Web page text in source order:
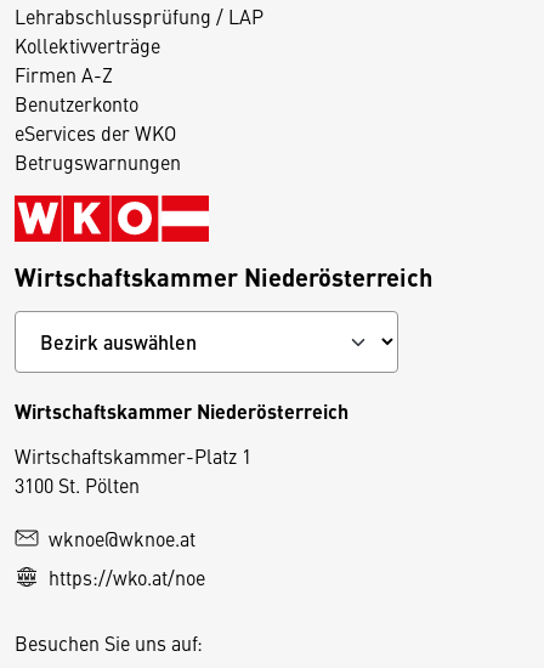
Lehrabschlussprüfung / LAP
Kollektivverträge
Firmen A-Z
Benutzerkonto
eServices der WKO
Betrugswarnungen
Wirtschaftskammer Niederösterreich
Wirtschaftskammer Niederösterreich
Wirtschaftskammer-Platz 1
3100 St. Pölten
wknoe@wknoe.at
https://wko.at/noe
Besuchen Sie uns auf:
D
e
s
S